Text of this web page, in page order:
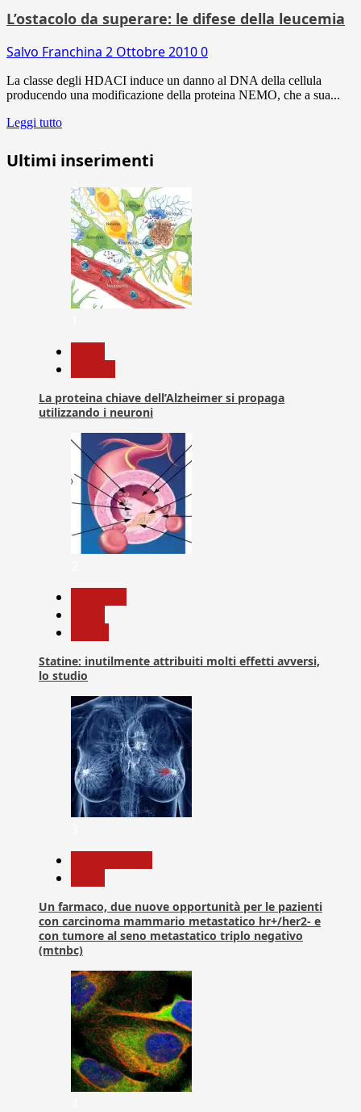
L’ostacolo da superare: le difese della leucemia
Salvo Franchina 2 Ottobre 20100
La classe degli HDACI induce un danno al DNA della cellula
producendo una modificazione della proteina NEMO, che a sua...
Leggi tutto
Ultimi inserimenti
La proteina chiave dell’Alzheimer si propaga
utilizzando i neuroni
Statine: inutilmente attribuiti molti effetti avversi,
lo studio
Un farmaco, due nuove opportunità per le pazienti
con carcinoma mammario metastatico hr+/her2- e
con tumore al seno metastatico triplo negativo
(mtnbc)